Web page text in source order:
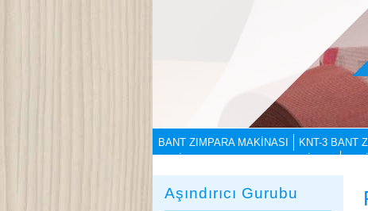
BANT ZIMPARA MAKİNASI KNT-3 BANT
Aşındırıcı Gurubu